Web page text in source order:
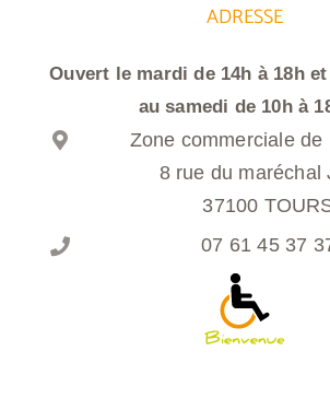
ADRESSE
Ouvert le mardi de 14h à 18h
au samedi de 10h à
Zone commerciale de
8 rue du maréchal
37100
07 61 45 37